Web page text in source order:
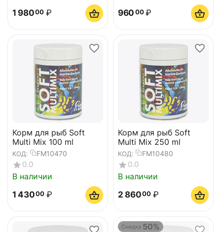
1 98000 ₽
960 00 ₽
Корм для рыб Soft
Multi Mix 100 ml
КОД: FM10470
0.0
В наличии
1 43000 ₽
Корм для рыб Soft
Multi Mix 250 ml
КОД: FM10480
0.0
В наличии
2 86000 ₽
Скидка 50%